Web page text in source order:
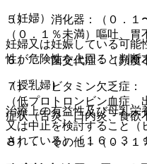
（妊婦）
妊婦又は妊娠している可能
性が危険性を上回ると判断
（授乳婦）
治療上の有益性及び母乳栄
又は中止を検討すること
されている）〔１６．３．
５）． 消化器：（０．１
（０．１％未満）嘔吐、胃
６）． 菌交代症：（頻度
７）． ビタミン欠乏症：
（低プロトロンビン血症
症状（舌炎、口内炎、食欲
８）． その他：（０．１